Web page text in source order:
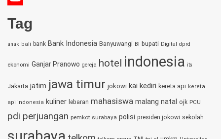
Channel
Tag
anak bali bank Bank Indonesia Banyuwangi BI bupati Digital dprd
ekonomi Ganjar Pranowo gereja hotel indonesia its
Jakarta jatim jawa timur jokowi kai kediri kereta api kereta
api indonesia kuliner lebaran mahasiswa malang natal ojk PCU
pdi perjuangan pemkot surabaya polisi presiden jokowi sekolah